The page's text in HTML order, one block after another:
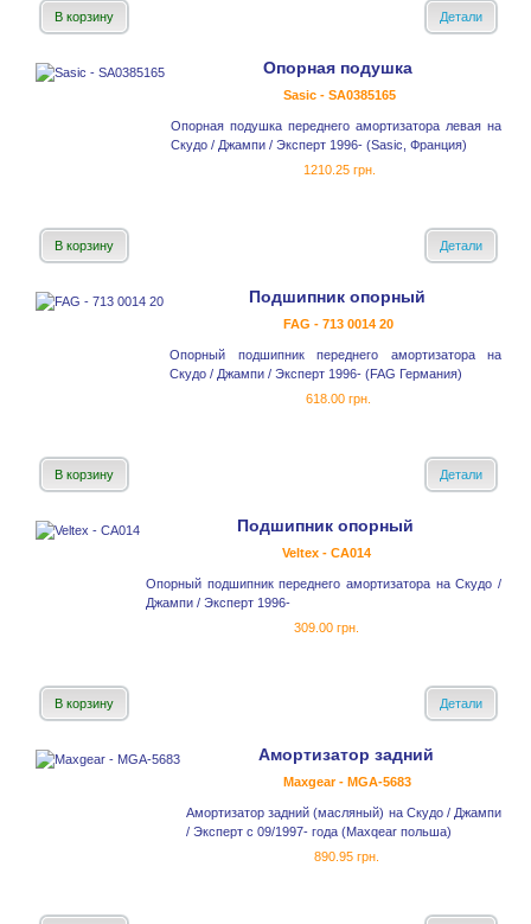
В корзину Детали
Опорная подушка
Sasic - SA0385165
Опорная подушка переднего амортизатора левая на
Скудо / Джампи / Эксперт 1996- (Sasic, Франция)
1210.25 грн.
В корзину Детали
Подшипник опорный
FAG - 713 0014 20
Опорный подшипник переднего амортизатора на
Скудо / Джампи / Эксперт 1996- (FAG Германия)
618.00 грн.
В корзину Детали
Подшипник опорный
Veltex - CA014
Опорный подшипник переднего амортизатора на Скудо /
Джампи / Эксперт 1996-
309.00 грн.
В корзину Детали
Амортизатор задний
Maxgear - MGA-5683
Амортизатор задний (масляный) на Скудо / Джампи
/ Эксперт с 09/1997- года (Maxqear польша)
890.95 грн.